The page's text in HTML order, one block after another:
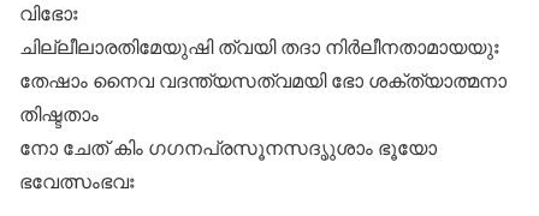
വിഭോഃ
ചില്ലീലാരതിമേയുഷി ത്വയി തദാ നിർലീനതാമായയുഃ
തേഷാം നൈവ വദന്ത്യസത്വമയി ഭോ ശക്ത്യാത്മനാ
തിഷ്ടതാം
നോ ചേത്‌ കിം ഗഗനപ്രസൂനസദൃുശാം ഭൂയോ
ഭവേത്സംഭവഃ